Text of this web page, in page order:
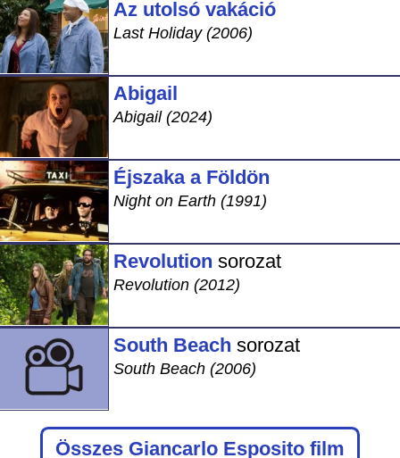
Az utolsó vakáció
Last Holiday (2006)
Abigail
Abigail (2024)
Éjszaka a Földön
Night on Earth (1991)
Revolution sorozat
Revolution (2012)
South Beach sorozat
South Beach (2006)
Összes Giancarlo Esposito film